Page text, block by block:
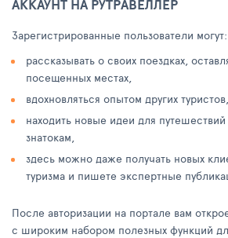
АККАУНТ НА РУТРАВЕЛЛЕР
Зарегистрированные пользователи могут:
рассказывать о своих поездках,
посещенных местах,
вдохновляться опытом других туристов,
находить новые идеи для
знатокам,
здесь можно даже получать новых
туризма и пишете экспертные
После авторизации на портале вам
с широким набором полезных функций